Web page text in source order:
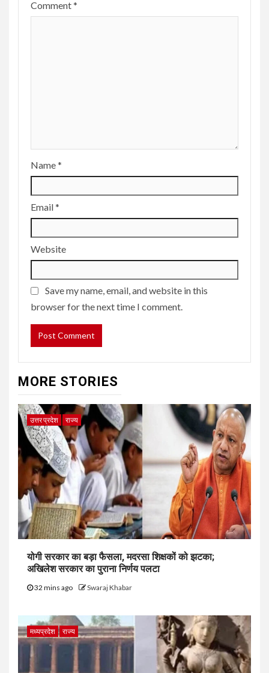
Comment*
Name*
Email*
Website
Save my name, email, and website in this
browser for the next time I comment.
MORE STORIES
उत्तर प्रदेश राज्य
योगी सरकार का बड़ा फैसला, मदरसा शिक्षकों को झटका;
अखिलेश सरकार का पुराना निर्णय पलटा
32 mins ago Swaraj Khabar
मध्यप्रदेश राज्य